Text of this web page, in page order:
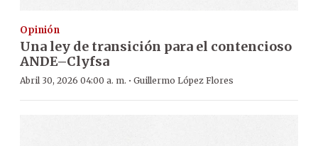
Opinión
Una ley de transición para el contencioso
ANDE–Clyfsa
Abril 30, 2026 04:00 a. m. · Guillermo López Flores